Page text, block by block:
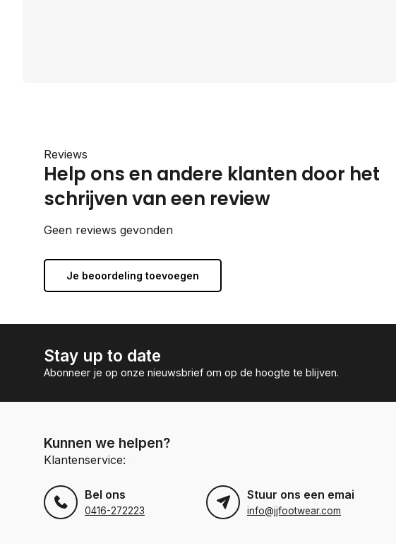
Reviews
Help ons en andere klanten door het
schrijven van een review
Geen reviews gevonden
Je beoordeling toevoegen
Stay up to date
Abonneer je op onze nieuwsbrief om op de hoogte te blijven.
Kunnen we helpen?
Klantenservice:
Bel ons
0416-272223
Stuur ons een email
info@jjfootwear.com